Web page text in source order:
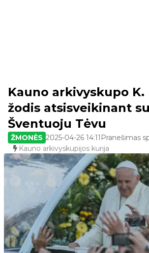
Kauno arkivyskupo K.
žodis atsisveikinant su
Šventuoju Tėvu
ŽMONĖS 2025-04-26 14:11 Pranešimas
Kauno arkivyskupijos kurija